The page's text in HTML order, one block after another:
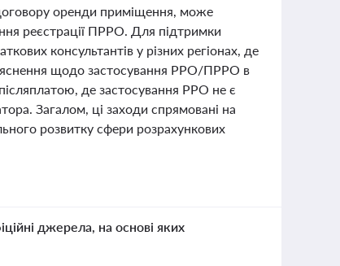
оренди приміщення, може
реєстрації ПРРО. Для підтримки
консультантів у різних регіонах, де
щодо застосування РРО/ПРРО в
де застосування РРО не є
Загалом, ці заходи спрямовані на
розвитку сфери розрахункових
джерела, на основі яких